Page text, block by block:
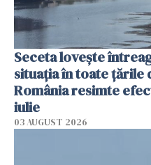
Seceta lovește
situația în toate țările
România resimte
iulie
03 AUGUST 2026